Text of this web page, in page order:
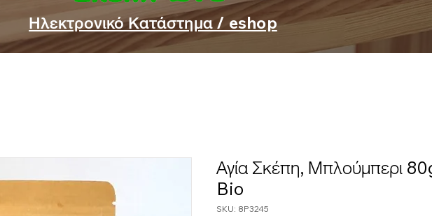
Ηλεκτρονικό Κατάστημα / eshop
Αγία Σκέπη, Μπλούμπερι
Bio
SKU: 8P3245